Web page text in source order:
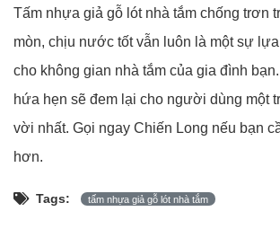
Tấm nhựa giả gỗ lót nhà tắm chống trơn
mòn, chịu nước tốt vẫn luôn là một sự
cho không gian nhà tắm của gia đình
hứa hẹn sẽ đem lại cho người dùng một
vời nhất. Gọi ngay Chiến Long nếu bạn
hơn.
Tags: tấm nhựa giả gỗ lót nhà tắm